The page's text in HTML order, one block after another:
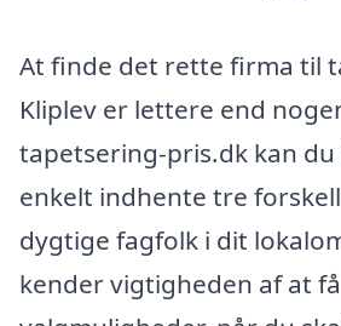
At finde det rette firma til
Kliplev er lettere end
tapetsering-pris.dk kan
enkelt indhente tre
dygtige fagfolk i dit
kender vigtigheden af at